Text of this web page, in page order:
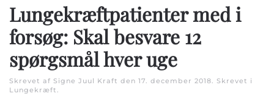
Lungekræftpatienter med i
forsøg: Skal besvare 12
spørgsmål hver uge
Skrevet af Signe Juul Kraft den 17. december 2018 . Skrevet i
Lungekræft